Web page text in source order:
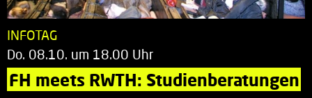
INFOTAG
Do. 08.10. um 18.00 Uhr
FH meets RWTH: Studienberatungen